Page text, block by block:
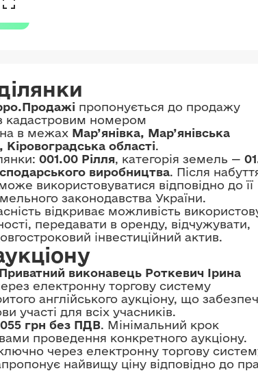
пропонується до продажу
кадастровим номером
в межах Мар’янівка, Мар’янівська
області.
001.00 Рілля, категорія земель —
виробництва. Після
використовуватися відповідно до її
законодавства України.
відкриває можливість
передавати в оренду, відчужувати,
інвестиційний актив.
Приватний виконавець Роткевич Ірина
електронну торгову систему
англійського аукціону, що
участі для всіх учасників.
грн без ПДВ. Мінімальний крок
проведення конкретного аукціону.
через електронну торгову
найвищу ціну відповідно до